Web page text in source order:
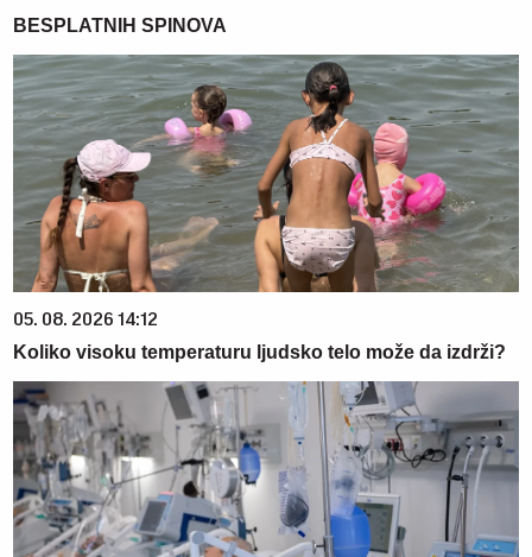
BESPLATNIH SPINOVA
05. 08. 2026 14:12
Koliko visoku temperaturu ljudsko telo može da izdrži?